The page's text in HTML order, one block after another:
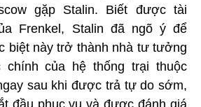
gặp Stalin. Biết được tài
Frenkel, Stalin đã ngõ ý để
biệt này trở thành nhà tư tưởng
chính của hệ thống trại thuộc
sau khi được trả tự do sớm,
đầu phục vụ và được đánh giá